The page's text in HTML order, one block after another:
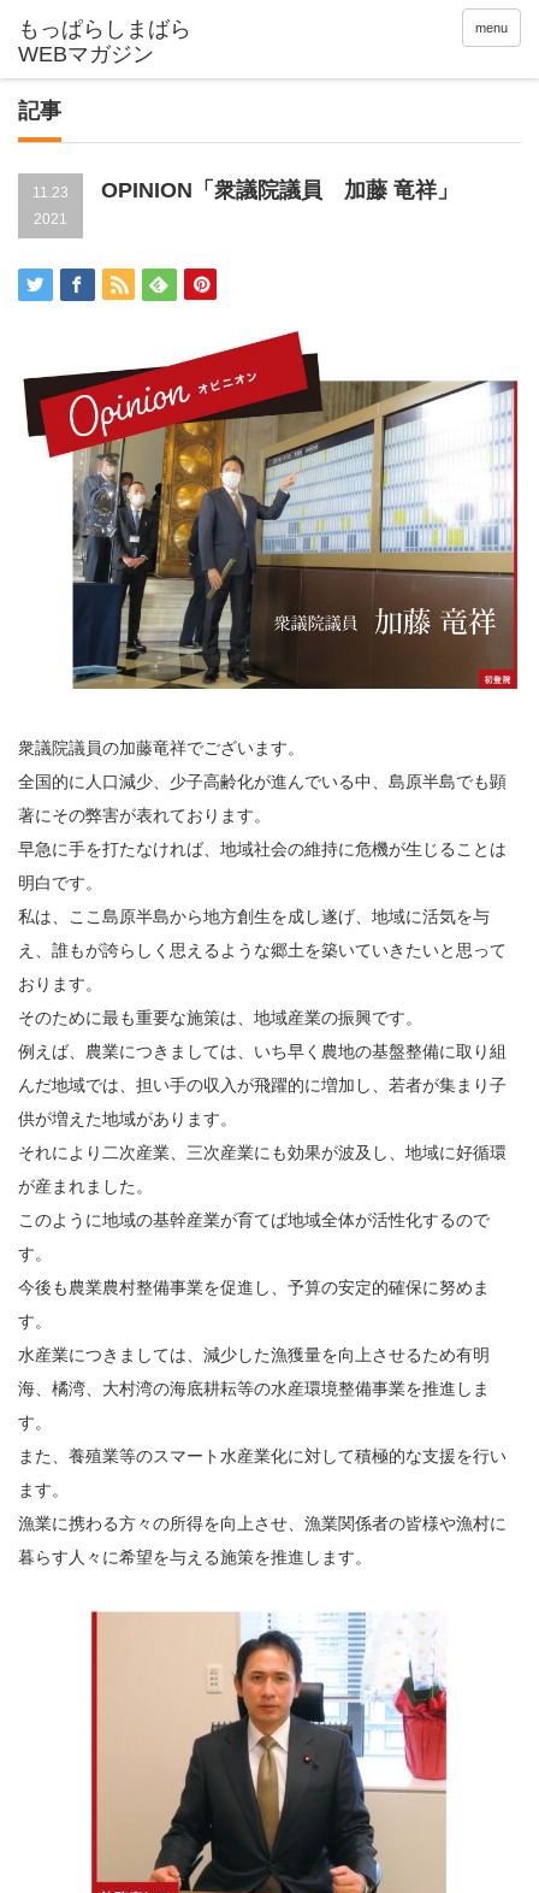
menu
記事
11.23
2021
OPINION「衆議院議員 加藤 竜祥」
衆議院議員の加藤竜祥でございます。
全国的に人口減少、少子高齢化が進んでいる中、島原半島でも顕
著にその弊害が表れております。
早急に手を打たなければ、地域社会の維持に危機が生じることは
明白です。
私は、ここ島原半島から地方創生を成し遂げ、地域に活気を与
え、誰もが誇らしく思えるような郷土を築いていきたいと思って
おります。
そのために最も重要な施策は、地域産業の振興です。
例えば、農業につきましては、いち早く農地の基盤整備に取り組
んだ地域では、担い手の収入が飛躍的に増加し、若者が集まり子
供が増えた地域があります。
それにより二次産業、三次産業にも効果が波及し、地域に好循環
が産まれました。
このように地域の基幹産業が育てば地域全体が活性化するので
す。
今後も農業農村整備事業を促進し、予算の安定的確保に努めま
す。
水産業につきましては、減少した漁獲量を向上させるため有明
海、橘湾、大村湾の海底耕耘等の水産環境整備事業を推進しま
す。
また、養殖業等のスマート水産業化に対して積極的な支援を行い
ます。
漁業に携わる方々の所得を向上させ、漁業関係者の皆様や漁村に
暮らす人々に希望を与える施策を推進します。